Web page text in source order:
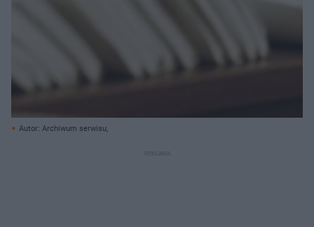
Autor: Archiwum serwisu,